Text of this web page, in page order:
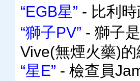
“EGB星” - 比利
“獅子PV” - 獅子
Vive(無煙火藥)
“星E” - 檢查員